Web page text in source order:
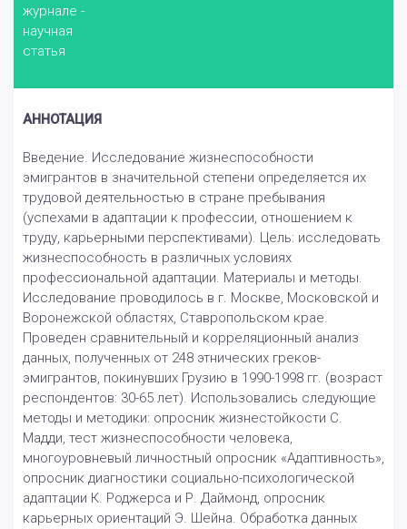
журнале -
научная
статья
АННОТАЦИЯ
Введение. Исследование жизнеспособности
эмигрантов в значительной степени определяется их
трудовой деятельностью в стране пребывания
(успехами в адаптации к профессии, отношением к
труду, карьерными перспективами). Цель: исследовать
жизнеспособность в различных условиях
профессиональной адаптации. Материалы и методы.
Исследование проводилось в г. Москве, Московской и
Воронежской областях, Ставропольском крае.
Проведен сравнительный и корреляционный анализ
данных, полученных от 248 этнических греков-
эмигрантов, покинувших Грузию в 1990-1998 гг. (возраст
респондентов: 30-65 лет). Использовались следующие
методы и методики: опросник жизнестойкости С.
Мадди, тест жизнеспособности человека,
многоуровневый личностный опросник «Адаптивность»,
опросник диагностики социально-психологической
адаптации К. Роджерса и Р. Даймонд, опросник
карьерных ориентаций Э. Шейна. Обработка данных